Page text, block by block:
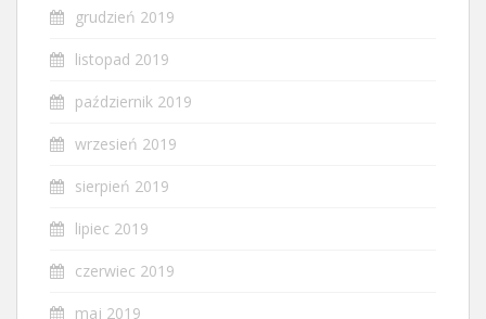
grudzień 2019
listopad 2019
październik 2019
wrzesień 2019
sierpień 2019
lipiec 2019
czerwiec 2019
maj 2019